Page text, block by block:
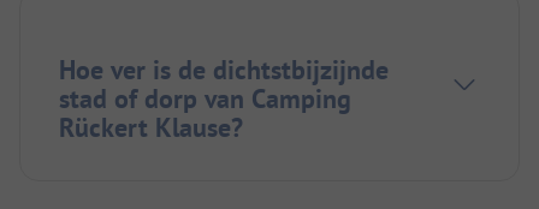
Hoe ver is de dichtstbijzijnde
stad of dorp van Camping
Rückert Klause?